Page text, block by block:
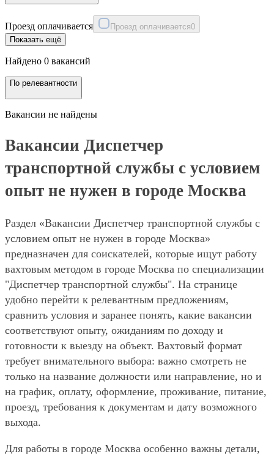
Проезд оплачивается Проезд оплачивается0
Показать ещё
Найдено 0 вакансий
По релевантности
Вакансии не найдены
Вакансии Диспетчер
транспортной службы с условием
опыт не нужен в городе Москва
Раздел «Вакансии Диспетчер транспортной службы с
условием опыт не нужен в городе Москва»
предназначен для соискателей, которые ищут работу
вахтовым методом в городе Москва по специализации
"Диспетчер транспортной службы". На странице
удобно перейти к релевантным предложениям,
сравнить условия и заранее понять, какие вакансии
соответствуют опыту, ожиданиям по доходу и
готовности к выезду на объект. Вахтовый формат
требует внимательного выбора: важно смотреть не
только на название должности или направление, но и
на график, оплату, оформление, проживание, питание,
проезд, требования к документам и дату возможного
выхода.
Для работы в городе Москва особенно важны детали,